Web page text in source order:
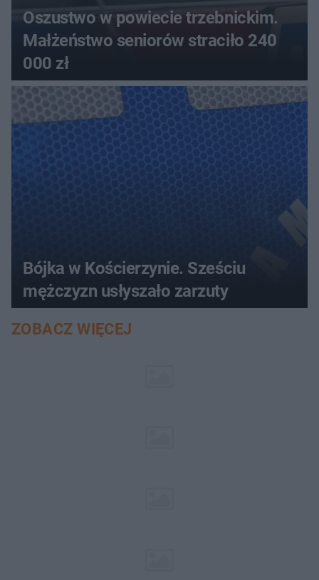
Oszustwo w powiecie trzebnickim.
Małżeństwo seniorów straciło 240
000 zł
Bójka w Kościerzynie. Sześciu
mężczyzn usłyszało zarzuty
ZOBACZ WIĘCEJ